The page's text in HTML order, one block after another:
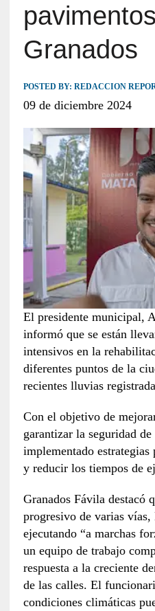
Granados
POSTED BY: REDACCION
09 de diciembre 2024
El presidente municipal,
informó que se están
intensivos en la
diferentes puntos de la
recientes lluvias
Con el objetivo de
garantizar la seguridad
implementado estrategias
y reducir los tiempos de
Granados Fávila destacó
progresivo de varias vías,
ejecutando “a marchas
un equipo de trabajo
respuesta a la creciente
de las calles. El
condiciones climáticas